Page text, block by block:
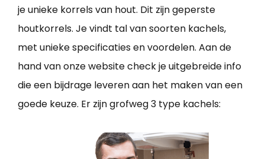
je unieke korrels van hout. Dit zijn geperste
houtkorrels. Je vindt tal van soorten kachels,
met unieke specificaties en voordelen. Aan de
hand van onze website check je uitgebreide info
die een bijdrage leveren aan het maken van een
goede keuze. Er zijn grofweg 3 type kachels: